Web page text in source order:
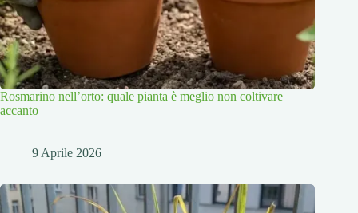
Rosmarino nell’orto: quale pianta è meglio non coltivare
accanto
9 Aprile 2026